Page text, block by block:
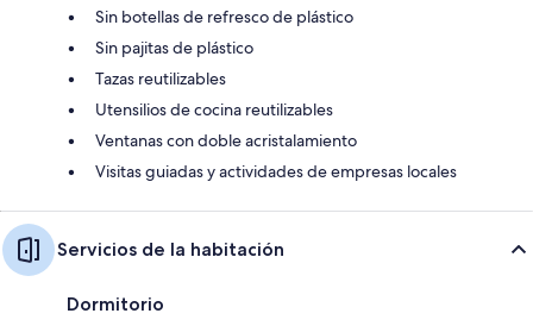
Sin botellas de refresco de plástico
Sin pajitas de plástico
Tazas reutilizables
Utensilios de cocina reutilizables
Ventanas con doble acristalamiento
Visitas guiadas y actividades de empresas locales
Servicios de la habitación
Dormitorio